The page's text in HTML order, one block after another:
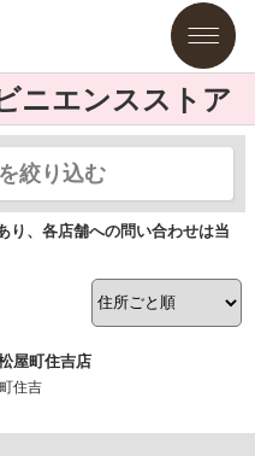
ニエンスストア
絞り込む
り、各店舗への問い合わせは当
屋町住吉店
住吉